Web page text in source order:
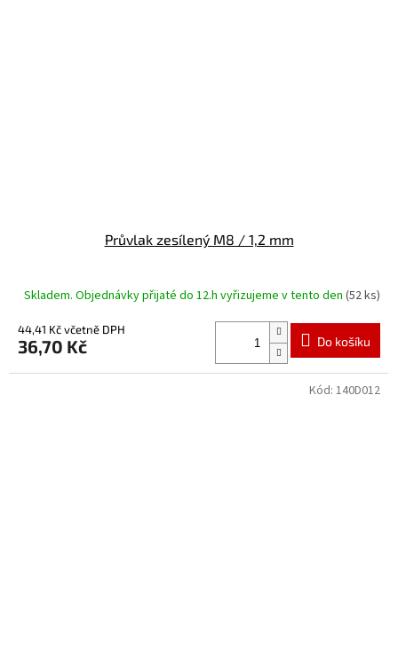
Průvlak zesílený M8 / 1,2 mm
Skladem. Objednávky přijaté do 12.h vyřizujeme v tento den (52 ks)
44,41 Kč včetně DPH
36,70 Kč Do košíku
Kód: 140D012